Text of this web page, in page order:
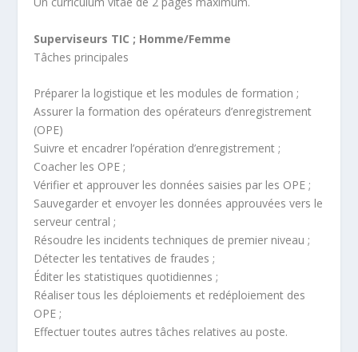
Superviseurs TIC ; Homme/Femme
Tâches principales
Préparer la logistique et les modules de formation ;
Assurer la formation des opérateurs d’enregistrement
(OPE)
Suivre et encadrer l’opération d’enregistrement ;
Coacher les OPE ;
Vérifier et approuver les données saisies par les OPE ;
Sauvegarder et envoyer les données approuvées vers le
serveur central ;
Résoudre les incidents techniques de premier niveau ;
Détecter les tentatives de fraudes ;
Éditer les statistiques quotidiennes ;
Réaliser tous les déploiements et redéploiement des
OPE ;
Effectuer toutes autres tâches relatives au poste.